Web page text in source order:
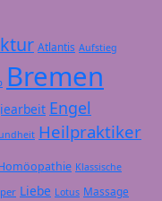
Atlantis Aufstieg
Bremen
Engel
Heilpraktiker
Klassische
Liebe Lotus Massage